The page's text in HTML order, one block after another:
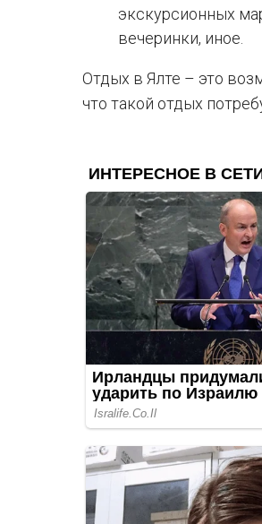
экскурсионных
вечеринки, иное.
Отдых в Ялте – это
что такой отдых